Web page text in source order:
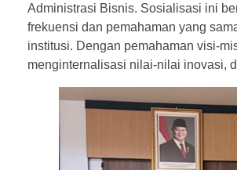
Administrasi Bisnis. Sosialisasi ini
frekuensi dan pemahaman yang
institusi. Dengan pemahaman visi-
menginternalisasi nilai-nilai inovasi,